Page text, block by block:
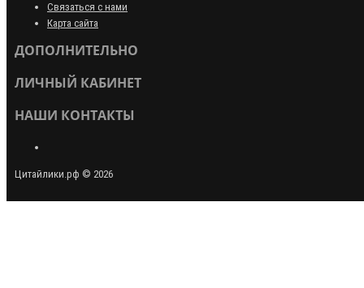
Связаться с нами
Карта сайта
ДОПОЛНИТЕЛЬНО
ЛИЧНЫЙ КАБИНЕТ
НАШИ КОНТАКТЫ
Цитайлики.рф © 2026